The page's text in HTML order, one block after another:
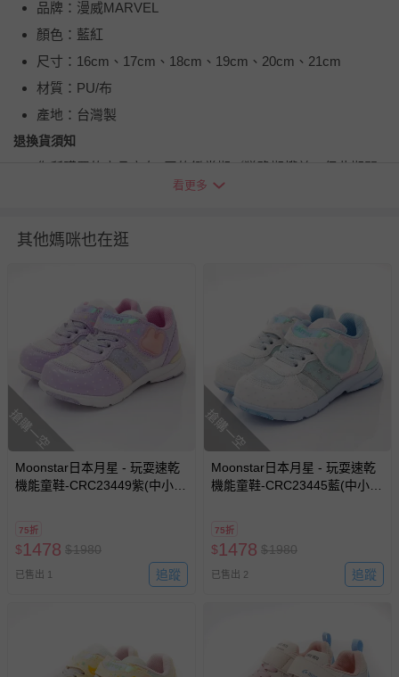
品牌：漫威MARVEL
顏色：藍紅
尺寸：16cm、17cm、18cm、19cm、20cm、21cm
材質：PU/布
產地：台灣製
退換貨須知
您所購買的商品享有7天的鑑賞期／猶豫期權益，但此期間
並非試用期，您所退回的商品必須是未經使用的全新狀態，
如需退換貨，請於收到商品7天（含例假日內提出），如為
並點選『我要退貨』即可進行申請。若有相關退貨問題，請
至媽咪愛LINE@客服ID: @mamilove
我們將依序為您處理
與服務，謝謝。
針對滿件折/滿額贈…等活動，如因部份退貨，而該訂單保
留商品未達活動門檻，將以原價計算，活動贈品亦需一併退
回。
部分商品依據消費者保護法的規定，不適用七天鑑賞期/猶
客製化商品（例如客製生日書、姓名貼等）。
經消費者拆封之影音商品或電腦軟體（例如 DVD、CD
等）。
看更多
其他媽咪也在逛
搶購一空
Moonstar日本月星 - 玩耍速乾
機能童鞋-CRC23449紫(中小
75折
$1478 $1980
已售出 1 追蹤
搶購一空
Moonstar日本月星 - 玩耍速乾
機能童鞋-CRC23445藍(中小
75折
$1478 $1980
已售出 2 追蹤